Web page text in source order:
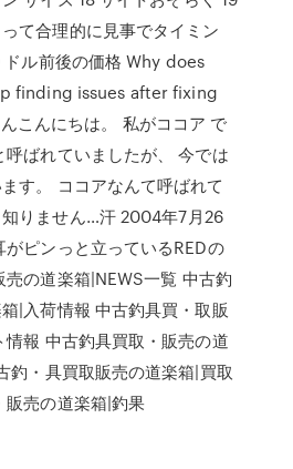
て合理的に見事でタイミン
ル前後の価格 Why does
finding issues after fixing
こんにちは。 私がココア で
ばれていましたが、 今では
す。 ココアなんて呼ばれて
知りません…汗 2004年7月26
がピンっと立っているREDの
の道楽箱|NEWS一覧 中古釣
|入荷情報 中古釣具買・取販
報 中古釣具買取・販売の道
釣・具買取販売の道楽箱|買取
売の道楽箱|釣果